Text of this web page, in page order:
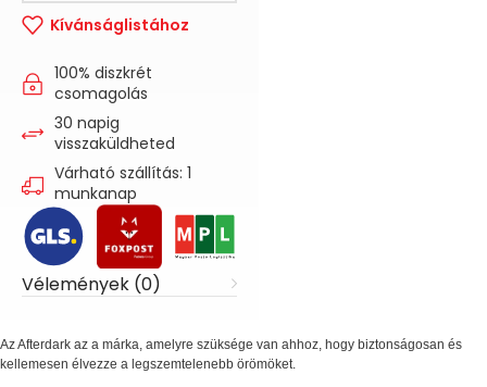
Kívánságlistához
100% diszkrét
csomagolás
30 napig
visszaküldheted
Várható szállítás: 1
munkanap
Vélemények (0)
Az Afterdark az a márka, amelyre szüksége van ahhoz, hogy biztonságosan és
kellemesen élvezze a legszemtelenebb örömöket.